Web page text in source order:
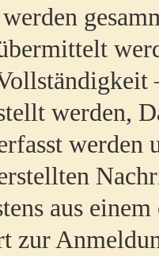
werden,
werden
aus
zur